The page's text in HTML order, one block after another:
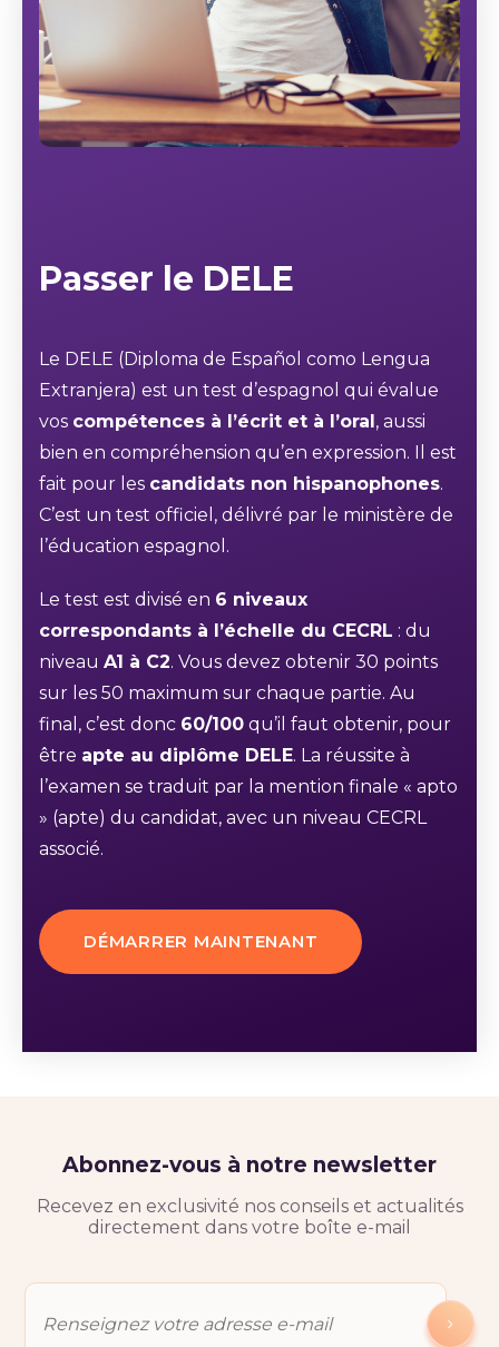
Passer le DELE
Le DELE (Diploma de Español como Lengua
Extranjera) est un test d’espagnol qui évalue
vos compétences à l’écrit et à l’oral, aussi
bien en compréhension qu’en expression. Il est
fait pour les candidats non hispanophones.
C’est un test officiel, délivré par le ministère de
l’éducation espagnol.
Le test est divisé en 6 niveaux
correspondants à l’échelle du CECRL : du
niveau A1 à C2. Vous devez obtenir 30 points
sur les 50 maximum sur chaque partie. Au
final, c’est donc 60/100 qu’il faut obtenir, pour
être apte au diplôme DELE. La réussite à
l’examen se traduit par la mention finale « apto
» (apte) du candidat, avec un niveau CECRL
associé.
DÉMARRER MAINTENANT
Abonnez-vous à notre newsletter
Recevez en exclusivité nos conseils et actualités
directement dans votre boîte e-mail